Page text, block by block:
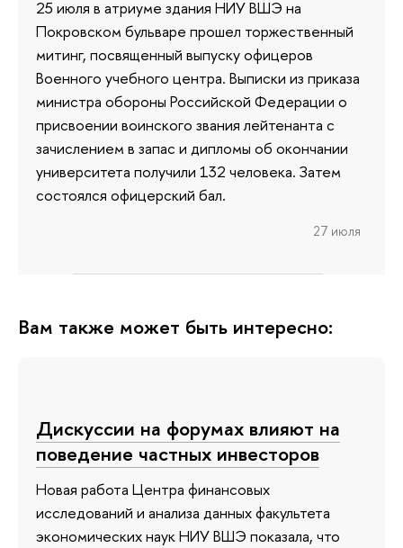
25 июля в атриуме здания НИУ ВШЭ на
Покровском бульваре прошел торжественный
митинг, посвященный выпуску офицеров
Военного учебного центра. Выписки из приказа
министра обороны Российской Федерации о
присвоении воинского звания лейтенанта с
зачислением в запас и дипломы об окончании
университета получили 132 человека. Затем
состоялся офицерский бал.
27 июля
Вам также может быть интересно:
Дискуссии на форумах влияют на
поведение частных инвесторов
Новая работа Центра финансовых
исследований и анализа данных факультета
экономических наук НИУ ВШЭ показала, что